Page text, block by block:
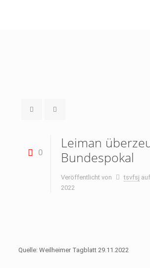
0
Leiman
Bundespokal
Veröffentlicht von tsvfsj auf
2022
Quelle: Weilheimer Tagblatt 29.11.2022